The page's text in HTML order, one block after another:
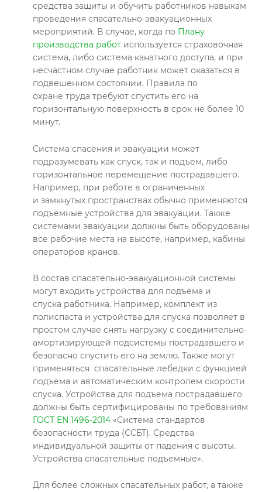
средства защиты и обучить работников навыкам
проведения спасательно-эвакуационных
мероприятий. В случае, когда по Плану
производства работ используется страховочная
система, либо система канатного доступа, и при
несчастном случае работник может оказаться в
подвешенном состоянии, Правила по
охране труда требуют спустить его на
горизонтальную поверхность в срок не более 10
минут.
Система спасения и эвакуации может
подразумевать как спуск, так и подъем, либо
горизонтальное перемещение пострадавшего.
Например, при работе в ограниченных
и замкнутых пространствах обычно применяются
подъемные устройства для эвакуации. Также
системами эвакуации должны быть оборудованы
все рабочие места на высоте, например, кабины
операторов кранов.
В состав спасательно-эвакуационной системы
могут входить устройства для подъема и
спуска работника. Например, комплект из
полиспаста и устройства для спуска позволяет в
простом случае снять нагрузку с соединительно-
амортизирующей подсистемы пострадавшего и
безопасно спустить его на землю. Также могут
применяться спасательные лебедки с функцией
подъема и автоматическим контролем скорости
спуска. Устройства для подъема пострадавшего
должны быть сертифицированы по требованиям
ГОСТ EN 1496-2014 «Система стандартов
безопасности труда (ССБТ). Средства
индивидуальной защиты от падения с высоты.
Устройства спасательные подъемные».
Для более сложных спасательных работ, а также